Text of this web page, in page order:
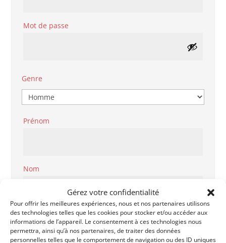
Gérez votre confidentialité
Pour offrir les meilleures expériences, nous et nos partenaires utilisons
des technologies telles que les cookies pour stocker et/ou accéder aux
informations de l’appareil. Le consentement à ces technologies nous
permettra, ainsi qu’à nos partenaires, de traiter des données
personnelles telles que le comportement de navigation ou des ID uniques
Mot de passe
Genre
Prénom
Nom
Code Postal